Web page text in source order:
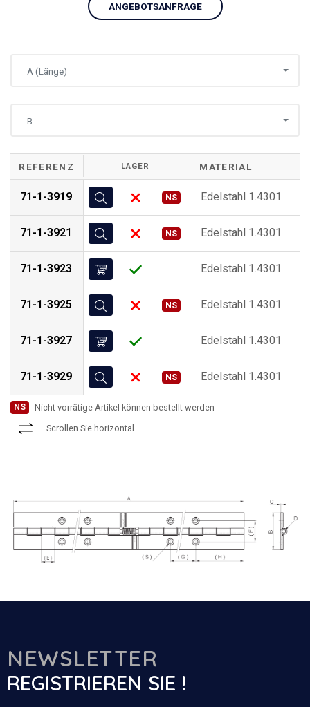
ANGEBOTSANFRAGE
A (Länge)
B
REFERENZ LAGER MATERIAL
71-1-3919 NS Edelstahl 1.4301
71-1-3921 NS Edelstahl 1.4301
71-1-3923 Edelstahl 1.4301
71-1-3925 NS Edelstahl 1.4301
71-1-3927 Edelstahl 1.4301
71-1-3929 NS Edelstahl 1.4301
NS
Nicht vorrätige Artikel können bestellt werden
Scrollen Sie horizontal
NEWSLETTER
REGISTRIEREN SIE !